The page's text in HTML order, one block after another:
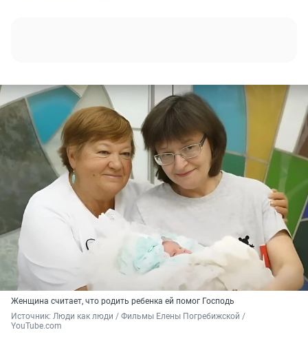
Женщина считает, что родить ребенка ей помог Господь
Источник: Люди как люди / Фильмы Елены Погребижской /
YouTube.com